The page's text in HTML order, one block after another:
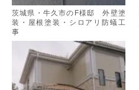
茨城県・牛久市のF様邸 外壁塗
装・屋根塗装・シロアリ防蟻工
事